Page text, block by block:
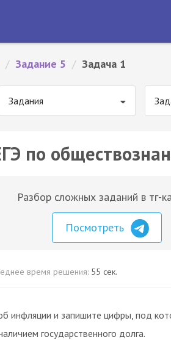
/ Задание 5 / Задача 1
Задания
по
Разбор сложных заданий в тг-
Посмотреть
время решения: 55 сек.
инфляции и запишите цифры, под
государственного долга.